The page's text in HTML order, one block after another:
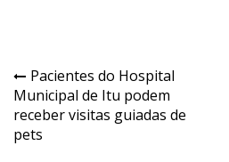
Navegação
de
Post
Pacientes do Hospital
Municipal de Itu podem
receber visitas guiadas de
pets